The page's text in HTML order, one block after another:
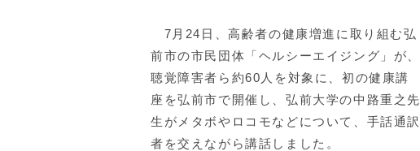
7月24日、高齢者の健康増進に取り組む弘
前市の市民団体「ヘルシーエイジング」が、
聴覚障害者ら約60人を対象に、初の健康講
座を弘前市で開催し、弘前大学の中路重之先
生がメタボやロコモなどについて、手話通訳
者を交えながら講話しました。